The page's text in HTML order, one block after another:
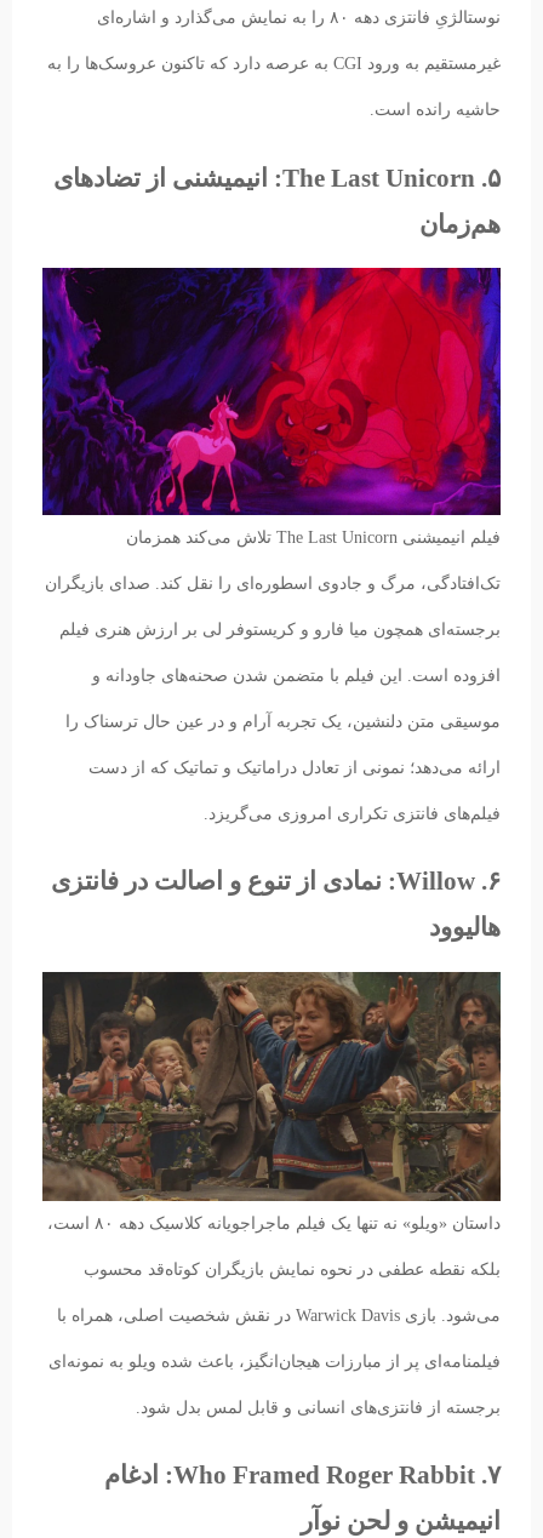
نوستالژیِ فانتزی دهه ۸۰ را به نمایش می‌گذارد و اشاره‌ای
غیرمستقیم به ورود CGI به عرصه دارد که تاکنون عروسک‌ها را به
حاشیه رانده است.
۵. The Last Unicorn: انیمیشنی از تضادهای
هم‌زمان
فیلم انیمیشنی The Last Unicorn تلاش می‌کند همزمان
تک‌افتادگی، مرگ و جادوی اسطوره‌ای را نقل کند. صدای بازیگران
برجسته‌ای همچون میا فارو و کریستوفر لی بر ارزش هنری فیلم
افزوده است. این فیلم با متضمن شدن صحنه‌های جاودانه و
موسیقی متن دلنشین، یک تجربه آرام و در عین حال ترسناک را
ارائه می‌دهد؛ نمونی از تعادل دراماتیک و تماتیک که از دست
فیلم‌های فانتزی تکراری امروزی می‌گریزد.
۶. Willow: نمادی از تنوع و اصالت در فانتزی
هالیوود
داستان «ویلو» نه تنها یک فیلم ماجراجویانه کلاسیک دهه ۸۰ است،
بلکه نقطه عطفی در نحوه نمایش بازیگران کوتاه‌قد محسوب
می‌شود. بازی Warwick Davis در نقش شخصیت اصلی، همراه با
فیلمنامه‌ای پر از مبارزات هیجان‌انگیز، باعث شده ویلو به نمونه‌ای
برجسته از فانتزی‌های انسانی و قابل لمس بدل شود.
۷. Who Framed Roger Rabbit: ادغام
انیمیشن و لحن نوآر